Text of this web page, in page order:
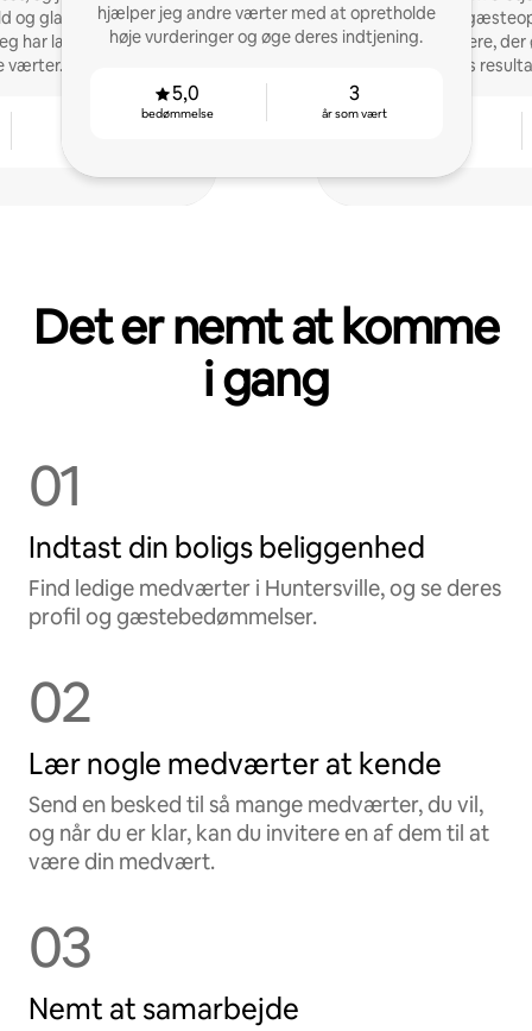
og glade gæster. Jeg
har lært, og hjælpe
værter.
hjælper jeg andre værter med at opretholde
høje vurderinger og øge deres indtjening.
5,0
bedømmelse
3
år som vært
problemfrie
medvært for ejere, der
ejendoms
Det er nemt at komme
i gang
01
Indtast din boligs beliggenhed
Find ledige medværter i Huntersville, og se deres
profil og gæstebedømmelser.
02
Lær nogle medværter at kende
Send en besked til så mange medværter, du vil,
og når du er klar, kan du invitere en af dem til at
være din medvært.
03
Nemt at samarbejde